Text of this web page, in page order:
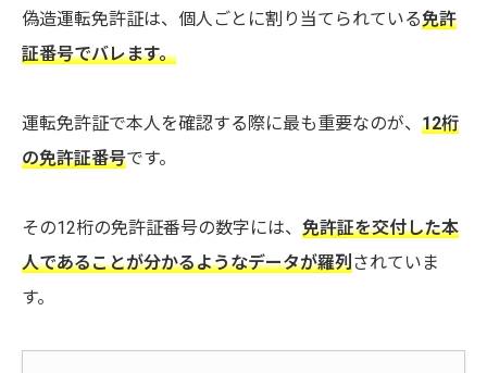
偽造運転免許証は、個人ごとに割り当てられている免許
証番号でバレます。
運転免許証で本人を確認する際に最も重要なのが、 12桁
の免許証番号です。
その12桁の免許証番号の数字には、 免許証を交付した本
人であることが分かるようなデータが羅列されていま
す。